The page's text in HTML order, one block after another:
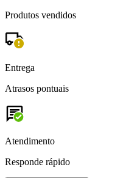
Produtos vendidos
Entrega
Atrasos pontuais
Atendimento
Responde rápido